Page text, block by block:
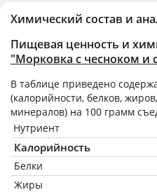
Химический состав и
Пищевая ценность и
"Морковка с чесноком и
В таблице приведено
(калорийности, белков,
минералов) на 100 грамм
Нутриент
Калорийность
Белки
Жиры